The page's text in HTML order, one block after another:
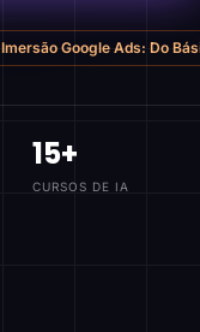
Imersão Google Ads: Do
15+
CURSOS DE IA